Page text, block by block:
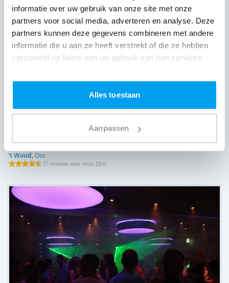
informatie over uw gebruik van onze site met onze
partners voor social media, adverteren en analyse. Deze
partners kunnen deze gegevens combineren met andere
informatie die u aan ze heeft verstrekt of die ze hebben
verzameld op basis van uw gebruik van hun services.
Alles toestaan
Aanpassen
't Woud,Oss
(7 reviews over onze DJ's)